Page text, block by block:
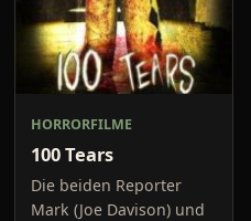
HORRORFILME
100 Tears
Die beiden Reporter
Mark (Joe Davison) und